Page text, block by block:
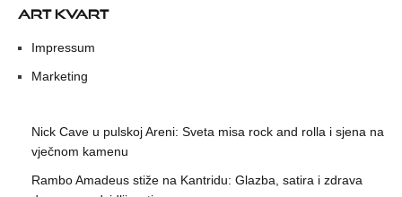
ART KVART
Impressum
Marketing
Nick Cave u pulskoj Areni: Sveta misa rock and rolla i sjena na
vječnom kamenu
Rambo Amadeus stiže na Kantridu: Glazba, satira i zdrava